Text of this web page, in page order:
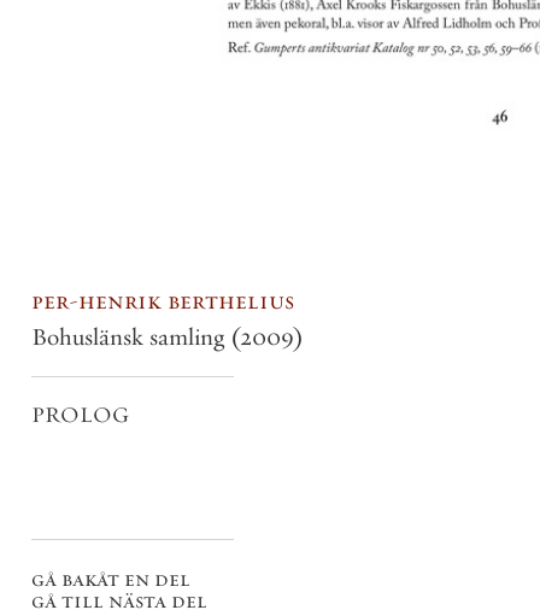
per-henrik berthelius
Bohuslänsk samling (2009)
PROLOG
gå bakåt en del
gå till nästa del